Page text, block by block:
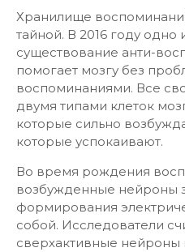
Хранилище
тайной. В 2016 году
существование анти-
помогает мозгу без
воспоминаниями. Все
двумя типами клеток
которые сильно
которые успокаивают.
Во время рождения
возбужденные нейроны
формирования
собой. Исследователи
сверхактивные нейроны